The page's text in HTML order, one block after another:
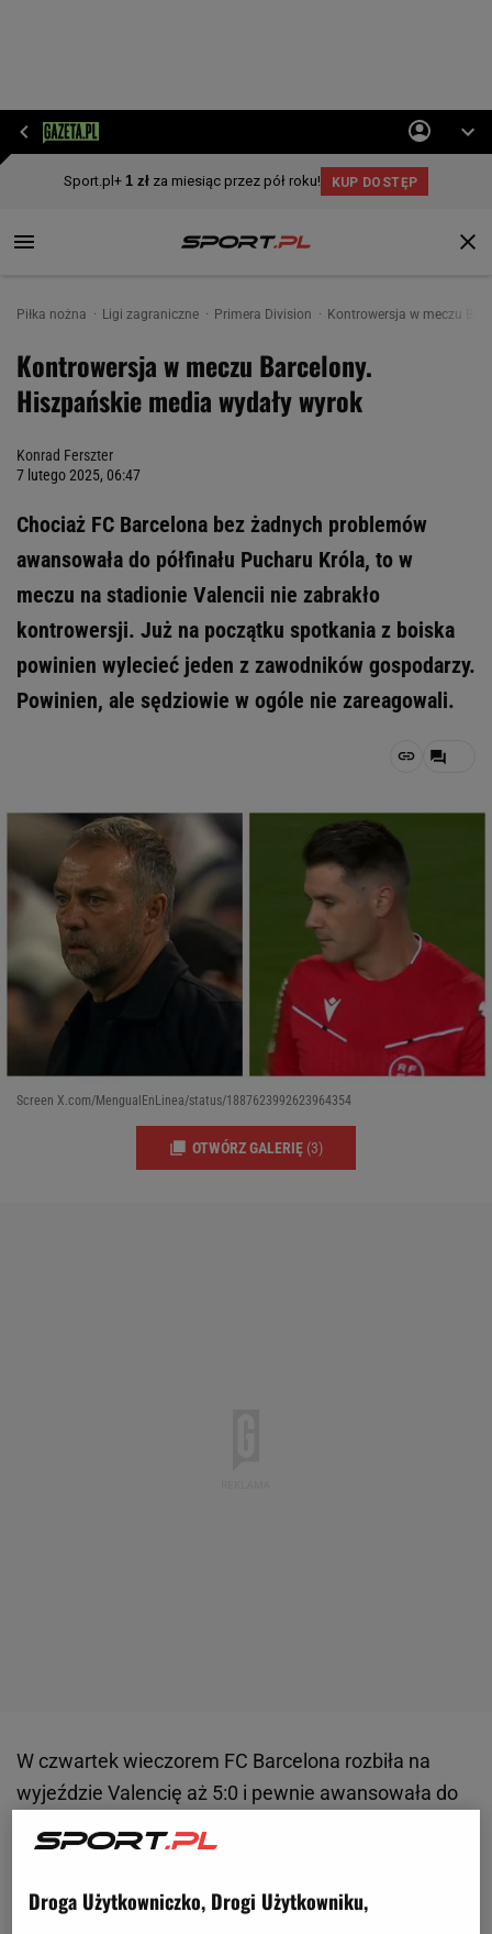
Piłka nożna Ligi zagraniczne Primera Division Kontrowersja w meczu
Kontrowersja w meczu Barcelony.
Hiszpańskie media wydały wyrok
Konrad Ferszter
7 lutego 2025, 06:47
Chociaż FC Barcelona bez żadnych problemów
awansowała do półfinału Pucharu Króla, to w
meczu na stadionie Valencii nie zabrakło
kontrowersji. Już na początku spotkania z boiska
powinien wylecieć jeden z zawodników gospodarzy.
Powinien, ale sędziowie w ogóle nie zareagowali.
Screen X.com/MengualEnLinea/status/1887623992623964354
OTWÓRZ GALERIĘ (3)
W czwartek wieczorem FC Barcelona rozbiła na
wyjeździe Valencię aż 5:0 i pewnie awansowała do
Hansiego Flicka strzeliła jeszcze przed przerwą. Aż
trzy bramki zdobył były zawodnik Valencii - Ferran
Torres - a jedną dołożył Fermin Lopez.
Droga Użytkowniczko, Drogi Użytkowniku,